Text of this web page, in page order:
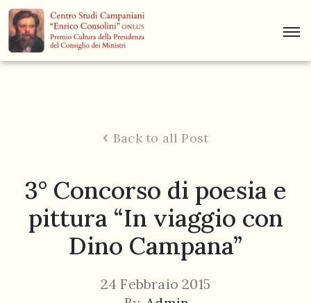
Centro
Museo
Curiosità
Back to all Post
3° Concorso di poesia e
pittura “In viaggio con
Dino Campana”
24 Febbraio 2015